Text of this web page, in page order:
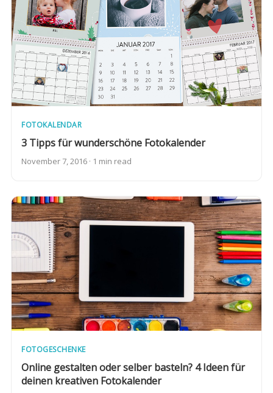
FOTOKALENDAR
3 Tipps für wunderschöne Fotokalender
November 7, 2016 · 1 min read
FOTOGESCHENKE
Online gestalten oder selber basteln? 4 Ideen für
deinen kreativen Fotokalender